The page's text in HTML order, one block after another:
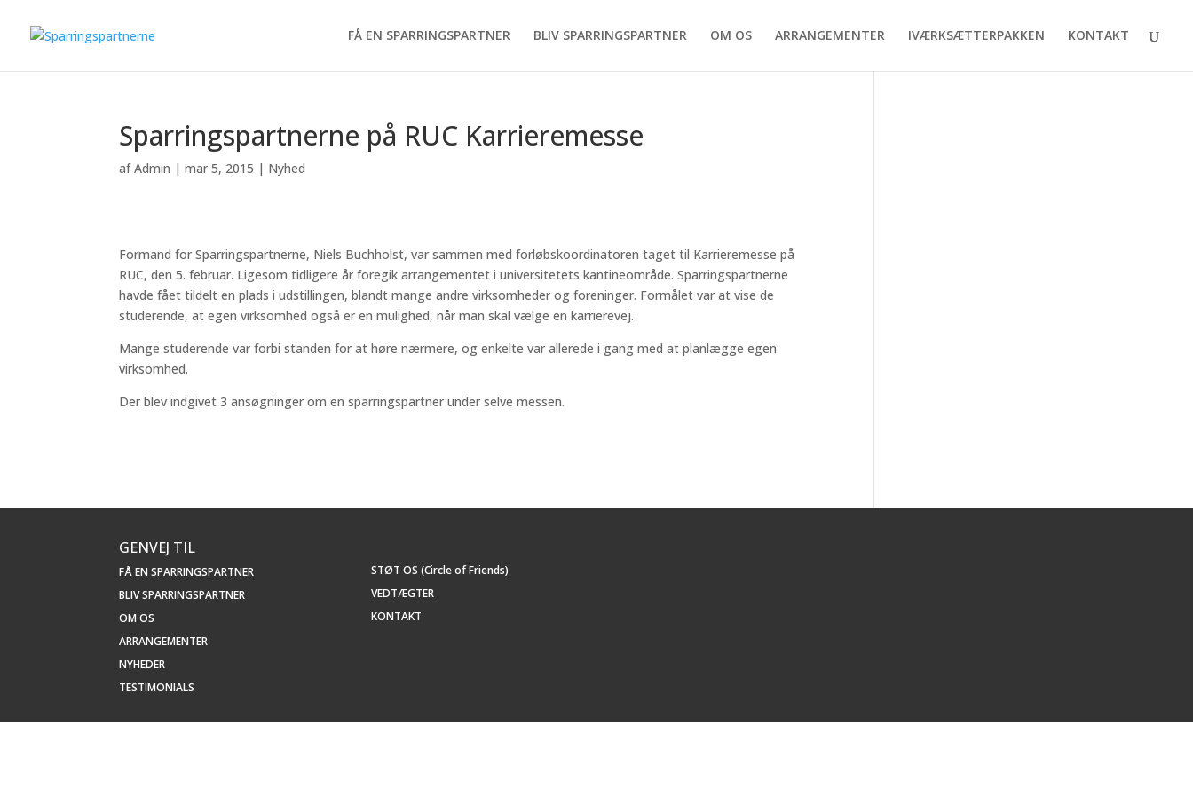
FÅ EN SPARRINGSPARTNER BLIV SPARRINGSPARTNER OM OS ARRANGEMENTER IVÆRKSÆTTERPAKKEN KONTAKT
Sparringspartnerne på RUC Karrieremesse
afAdmin |mar 5, 2015 | Nyhed
Formand for Sparringspartnerne, Niels Buchholst, var sammen med forløbskoordinatoren taget til Karrieremesse på
RUC, den 5. februar. Ligesom tidligere år foregik arrangementet i universitetets kantineområde. Sparringspartnerne
havde fået tildelt en plads i udstillingen, blandt mange andre virksomheder og foreninger. Formålet var at vise de
studerende, at egen virksomhed også er en mulighed, når man skal vælge en karrierevej.
Mange studerende var forbi standen for at høre nærmere, og enkelte var allerede i gang med at planlægge egen
virksomhed.
Der blev indgivet 3 ansøgninger om en sparringspartner under selve messen.
GENVEJ TIL
FÅ EN SPARRINGSPARTNER
BLIV SPARRINGSPARTNER
OM OS
ARRANGEMENTER
NYHEDER
TESTIMONIALS
STØT OS (Circle of Friends)
VEDTÆGTER
KONTAKT